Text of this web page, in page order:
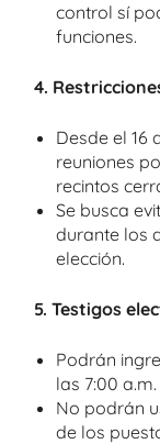
control sí
funciones.
4.
Desde el 16
reuniones
recintos
Se busca
durante los
elección.
5. Testigos
Podrán
las 7:00
No podrán
de los